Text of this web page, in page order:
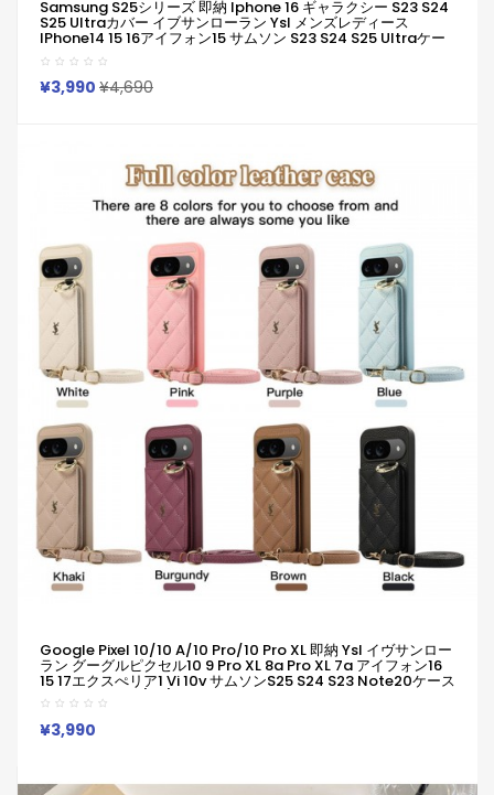
Samsung S25シリーズ 即納 Iphone 16 ギャラクシー S23 S24
S25 Ultraカバー イブサンローラン Ysl メンズレディース
IPhone14 15 16アイフォン15 サムソン S23 S24 S25 Ultraケー
ス イブサンローラン Ysl IPhone 14 Pro IPhone 15 IPhone SE
第3世代 IPhone8 IPhone7 スマホケース アイホン14 15プロマッ
クスケース 新作 芸能人愛用
¥3,990 ¥4,690
Google Pixel 10/10 A/10 Pro/10 Pro XL 即納 Ysl イヴサンロー
ラン グーグルピクセル10 9 Pro XL 8a Pro XL 7a アイフォン16
15 17エクスぺリア1 Vi 10v サムソンs25 S24 S23 Note20ケース
Iphone17 16 15/14/13 保護カバー男女兼用ジャケット型人気
Iphone/Galaxy/Xperia/Google Pixelなど全機種対応
¥3,990